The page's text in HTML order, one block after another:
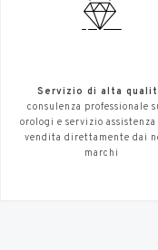
Servizio di alta
consulenza professionale
orologi e servizio assistenza
vendita direttamente dai
marchi